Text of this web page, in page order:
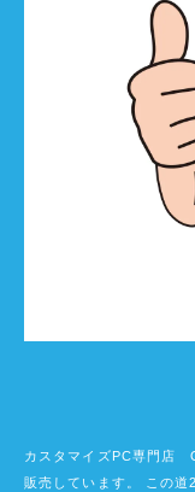
カスタマイズPC専門店
販売しています。 この